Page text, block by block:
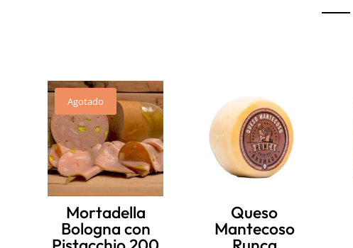
Agotado
Mortadella
Bologna con
Queso
Mantecoso